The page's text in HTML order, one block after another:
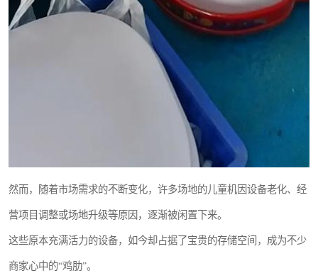
然而，随着市场需求的不断变化，许多场地的儿童机因设备老化、经
营项目调整或场地升级等原因，逐渐被闲置下来。
这些原本充满活力的设备，如今却占据了宝贵的存储空间，成为不少
商家心中的“鸡肋”。